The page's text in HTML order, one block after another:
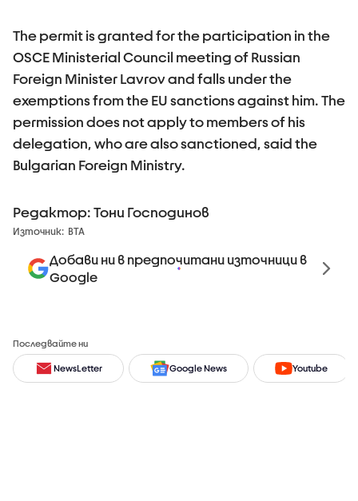
The permit is granted for the participation in the
OSCE Ministerial Council meeting of Russian
Foreign Minister Lavrov and falls under the
exemptions from the EU sanctions against him. The
permission does not apply to members of his
delegation, who are also sanctioned, said the
Bulgarian Foreign Ministry.
Редактор: Тони Господинов
Източник: BTA
Добави ни в предпочитани източници в
Google
Последвайте ни
NewsLetter Google News Youtube